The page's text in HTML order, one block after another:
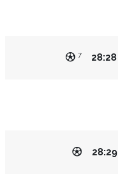
28:28
7
28:29